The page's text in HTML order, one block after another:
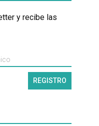
y recibe las